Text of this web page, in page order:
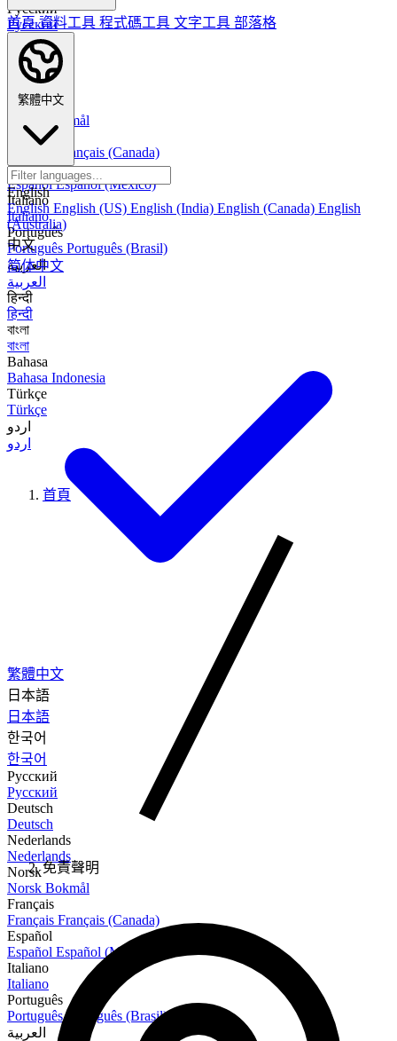
Русский
Русский
Deutsch
Deutsch
Nederlands
Nederlands
Norsk
Norsk Bokmål
Français
Français (Canada)
Español
EspañolEspañol (México)
Italiano
Italiano
Português
Português Português (Brasil)
العربية
العربية
हिन्दी
हिन्दी
বাংলা
বাংলা
Bahasa
Bahasa Indonesia
Türkçe
Türkçe
اردو
اردو
首頁資料工具 程式碼工具 文字工具 部落格
繁體中文
English
English English (US) English (India) English (Canada) English
(Australia)
中文
简体中文
繁體中文
日本語
日本語
한국어
한국어
Русский
Русский
Deutsch
Deutsch
Nederlands
Nederlands
Norsk
Norsk Bokmål
Français
Français Français (Canada)
Español
Español Español (México)
Italiano
Italiano
Português
Português Português (Brasil)
العربية
首頁
免責聲明